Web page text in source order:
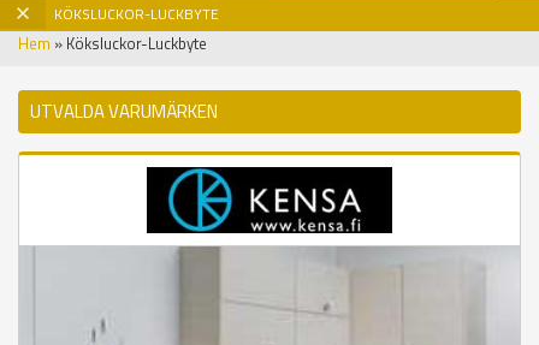
KÖKSLUCKOR-LUCKBYTE
Hem » Köksluckor-Luckbyte
UTVALDA VARUMÄRKEN